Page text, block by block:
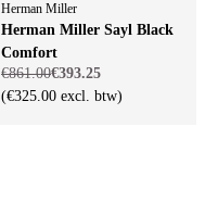
Herman Miller
Herman Miller Sayl Black
Comfort
€861.00€393.25
(€325.00 excl. btw)